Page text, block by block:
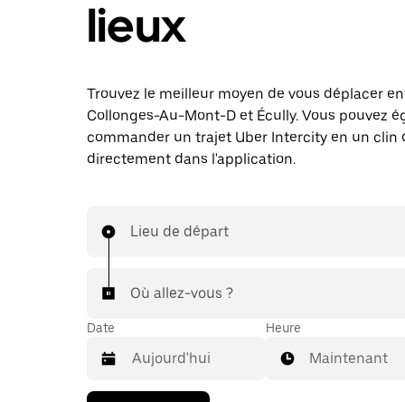
lieux
Trouvez le meilleur moyen de vous déplacer
Collonges-Au-Mont-D et Écully. Vous pouvez
commander un trajet Uber Intercity en un clin
directement dans l'application.
Lieu de départ
Où allez-vous ?
Date Heure
Maintenant